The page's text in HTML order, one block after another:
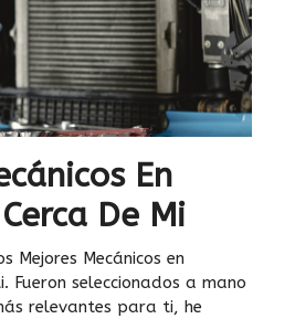
En
De Mi
Mejores Mecánicos en
Fueron seleccionados a mano
relevantes para ti, he